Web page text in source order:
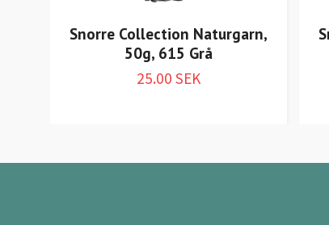
Snorre Collection Naturgarn,
50g, 615 Grå
25.00 SEK